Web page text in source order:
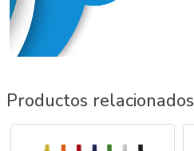
Productos relacionados